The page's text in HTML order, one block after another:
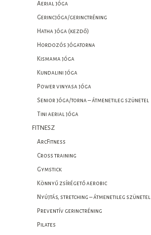
Aerial jóga
Gerincjóga/gerinctréning
Hatha jóga (kezdő)
Hordozós jógatorna
Kismama jóga
Kundalini jóga
Power vinyasa jóga
Senior jóga/torna – átmenetileg szünetel
Tini aerial jóga
FITNESZ
ArcFitness
Cross training
Gymstick
Könnyű zsírégető aerobic
Nyújtás, stretching – átmenetileg szünetel
Preventív gerinctréning
Pilates